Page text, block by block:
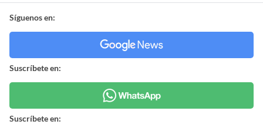
Síguenos en:
Suscríbete en:
Suscríbete en: